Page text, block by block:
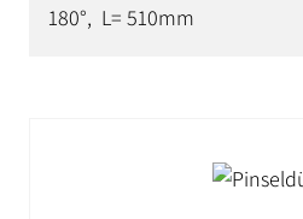
180°, L= 510mm